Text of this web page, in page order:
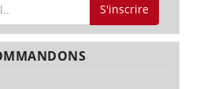
S'inscrire